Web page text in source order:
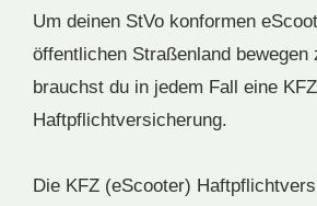
Um deinen StVo konformen
öffentlichen Straßenland bewegen
brauchst du in jedem Fall eine
Haftpflichtversicherung.
Die KFZ (eScooter)